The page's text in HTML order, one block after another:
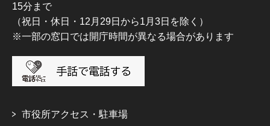
15分まで
（祝日・休日・12月29日から1月3日を除く）
※一部の窓口では開庁時間が異なる場合があります
市役所アクセス・駐車場